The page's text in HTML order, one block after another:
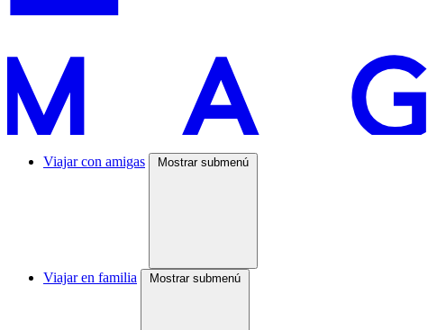
Viajar con amigas Mostrar submenú
Viajar en familia Mostrar submenú